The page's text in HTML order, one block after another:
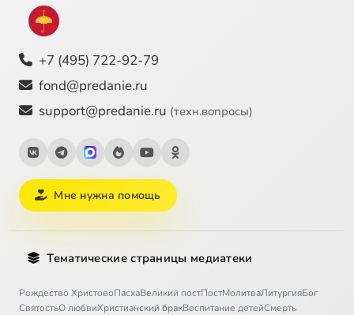
+7 (495) 722-92-79
fond@predanie.ru
support@predanie.ru (техн.вопросы)
Мне нужна помощь
Тематические страницы медиатеки
Рождество ХристовоПасхаВеликий постПостМолитваЛитургияБог
СвятостьО любвиХристианский бракВоспитание детейСмерть